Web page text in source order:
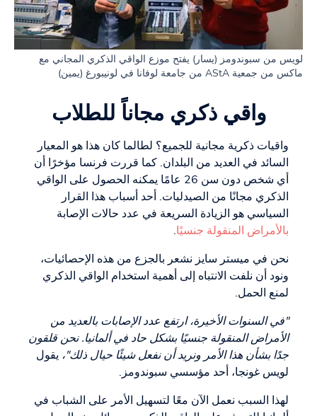
لويس من سبوندومز (يسار) يفتح موزع الواقي الذكري المجاني مع
ماكس من جمعية AStA من جامعة لوفانا في لونيبورغ (يمين)
واقي ذكري مجاناً للطلاب
واقيات ذكرية مجانية للجميع؟ لطالما كان هذا هو المعيار
السائد في العديد من البلدان. كما قررت فرنسا مؤخرًا أن
أي شخص دون سن 26 عامًا يمكنه الحصول على الواقي
الذكري مجانًا من الصيدليات. أحد أسباب هذا القرار
السياسي هو الزيادة السريعة في عدد حالات الإصابة
بالأمراض المنقولة جنسيًا.
نحن في ميستر سايز نشعر بالجزع من هذه الإحصائيات،
ونود أن نلفت الانتباه إلى أهمية استخدام الواقي الذكري
لمنع الحمل.
"في السنوات الأخيرة، ارتفع عدد الإصابات بالعديد من
الأمراض المنقولة جنسيًا بشكل حاد في ألمانيا. نحن قلقون
جدًا بشأن هذا الأمر ونريد أن نفعل شيئًا حيال ذلك"، يقول
لويس غونجا، أحد مؤسسي سبوندومز.
لهذا السبب نعمل الآن معًا لتسهيل الأمر على الشباب في